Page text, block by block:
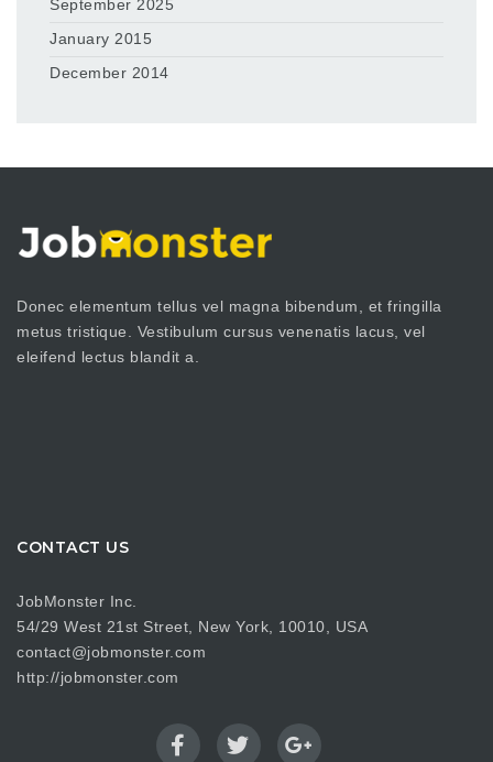
September 2025
January 2015
December 2014
Donec elementum tellus vel magna bibendum, et fringilla
metus tristique. Vestibulum cursus venenatis lacus, vel
eleifend lectus blandit a.
CONTACT US
JobMonster Inc.
54/29 West 21st Street, New York, 10010, USA
contact@jobmonster.com
http://jobmonster.com